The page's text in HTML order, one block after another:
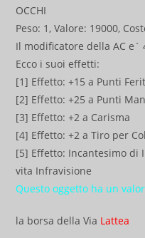
OCCHI
Peso: 1, Valore: 19000,
Il modificatore della AC e`
Ecco i suoi effetti:
[1] Effetto: +15 a Punti
[2] Effetto: +25 a Punti
[3] Effetto: +2 a Carisma
[4] Effetto: +2 a Tiro per
[5] Effetto: Incantesimo di
vita Infravisione
Questo oggetto ha un
la borsa della Via Lattea